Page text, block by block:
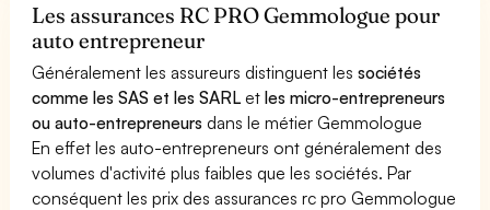
Les assurances RC PRO Gemmologue pour
auto entrepreneur
Généralement les assureurs distinguent lessociétés
comme les SAS et les SARL etles micro-entrepreneurs
ou auto-entrepreneurs dans le métier Gemmologue
En effet les auto-entrepreneurs ont généralement des
volumes d'activité plus faibles que les sociétés. Par
conséquent les prix des assurances rc pro Gemmologue